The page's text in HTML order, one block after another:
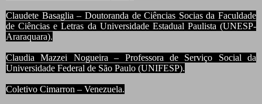
Claudete Basaglia – Doutoranda de Ciências Socias da Faculdade
de Ciências e Letras da Universidade Estadual Paulista (UNESP-
Araraquara).
Claudia Mazzei Nogueira – Professora de Serviço Social da
Universidade Federal de São Paulo (UNIFESP).
Coletivo Cimarron – Venezuela.